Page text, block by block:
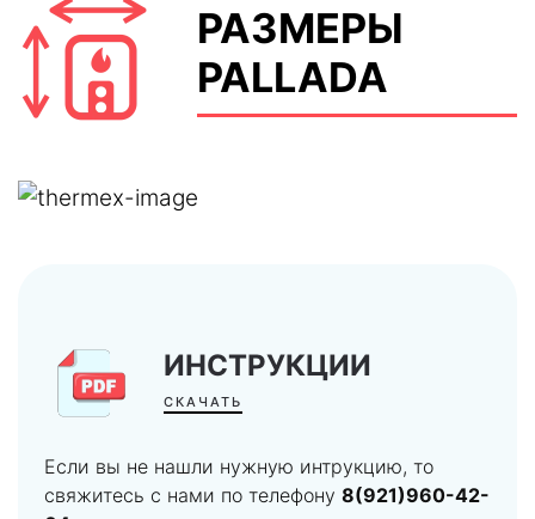
РАЗМЕРЫ
PALLADA
ИНСТРУКЦИИ
СКАЧАТЬ
Если вы не нашли нужную интрукцию, то
свяжитесь с нами по телефону 8(921)960-42-